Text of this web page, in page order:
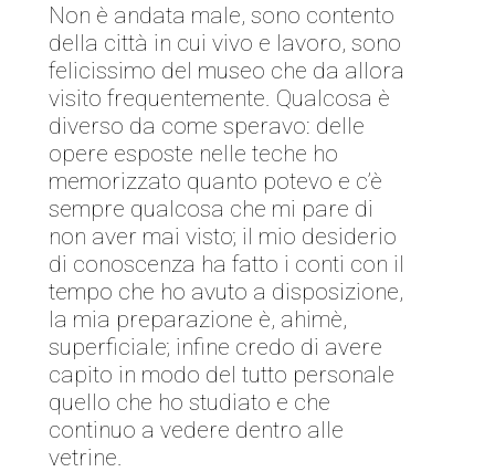
Non è andata male, sono contento
della città in cui vivo e lavoro, sono
felicissimo del museo che da allora
visito frequentemente. Qualcosa è
diverso da come speravo: delle
opere esposte nelle teche ho
memorizzato quanto potevo e c’è
sempre qualcosa che mi pare di
non aver mai visto; il mio desiderio
di conoscenza ha fatto i conti con il
tempo che ho avuto a disposizione,
la mia preparazione è, ahimè,
superficiale; infine credo di avere
capito in modo del tutto personale
quello che ho studiato e che
continuo a vedere dentro alle
vetrine.